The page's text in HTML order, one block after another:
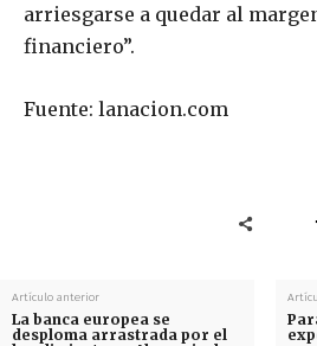
arriesgarse a quedar al
financiero”.
Fuente: lanacion.com
Artículo anterior
La banca europea se
desploma arrastrada por el